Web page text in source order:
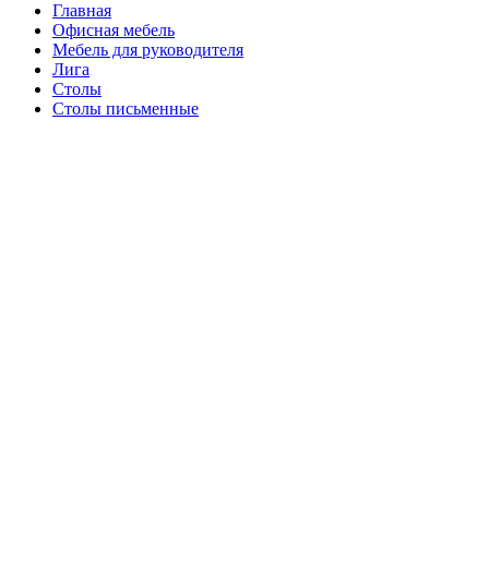
Главная
Офисная мебель
Мебель для руководителя
Лига
Столы
Столы письменные